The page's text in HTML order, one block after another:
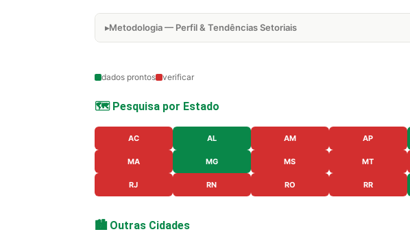
Metodologia — Perfil & Tendências Setoriais
dados prontos verificar
🗺️ Pesquisa por Estado
AC AL AM AP
MA MG MS MT
RJ RN RO RR
🏙️ Outras Cidades